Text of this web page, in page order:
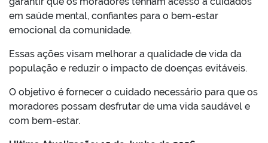
em saúde mental, confiantes para o bem-estar
emocional da comunidade.
Essas ações visam melhorar a qualidade de vida da
população e reduzir o impacto de doenças evitáveis.
O objetivo é fornecer o cuidado necessário para que os
moradores possam desfrutar de uma vida saudável e
com bem-estar.